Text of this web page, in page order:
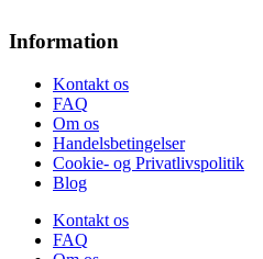
Information
Kontakt os
FAQ
Om os
Handelsbetingelser
Cookie- og Privatlivspolitik
Blog
Kontakt os
FAQ